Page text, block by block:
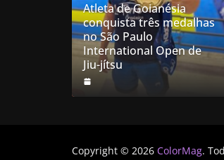
Atleta de Goianésia
conquista três medalhas
no São Paulo
International Open de
Jiu-jítsu
Copyright © 2026 ColorMag.